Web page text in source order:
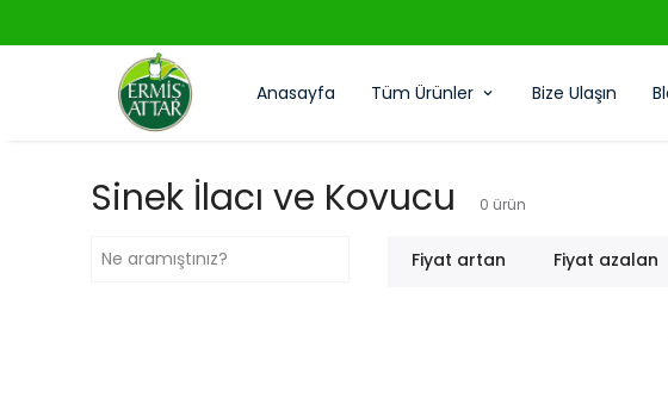
Anasayfa Tüm Ürünler Bize Ulaşın
Sinek İlacı ve Kovucu 0 ürün
Fiyat artan Fiyat azalan